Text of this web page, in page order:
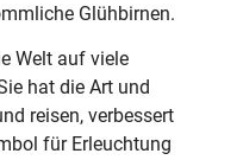
Glühbirnen.
Welt auf viele
hat die Art und
reisen, verbessert
für Erleuchtung